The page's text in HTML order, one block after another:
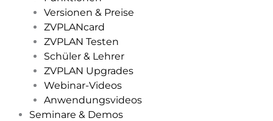
Versionen & Preise
ZVPLANcard
ZVPLAN Testen
Schüler & Lehrer
ZVPLAN Upgrades
Webinar-Videos
Anwendungsvideos
Seminare & Demos